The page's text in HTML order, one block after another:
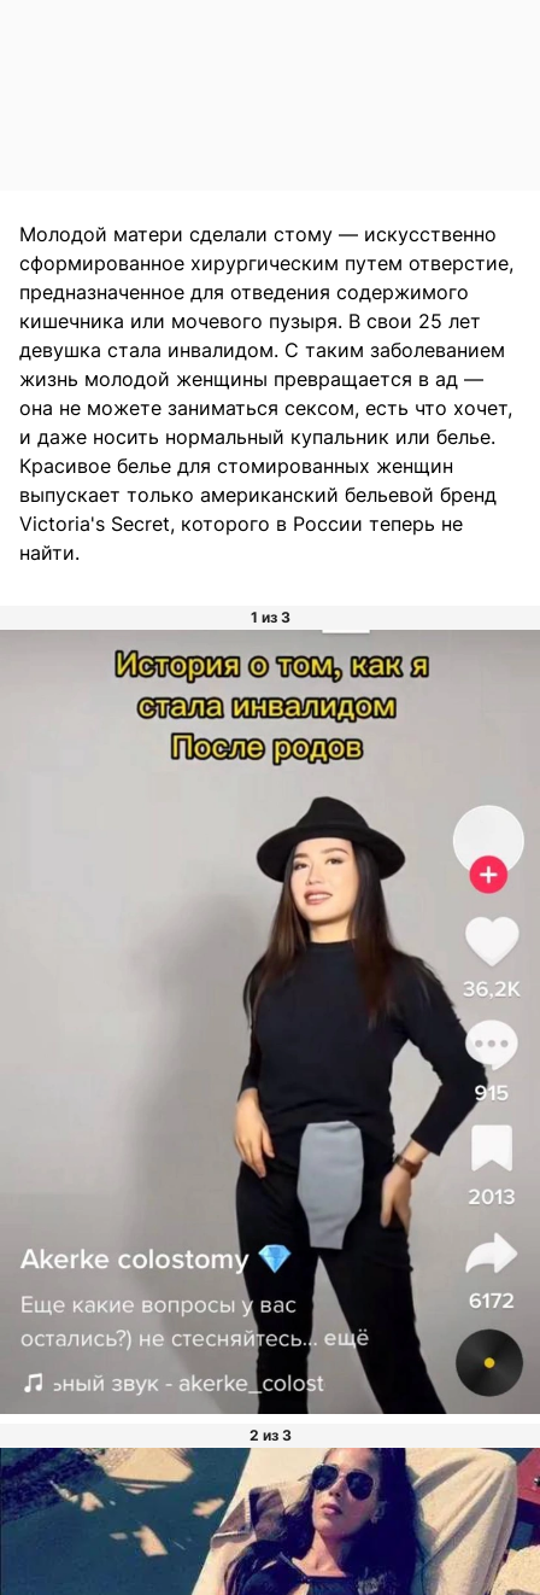
Молодой матери сделали стому — искусственно
сформированное хирургическим путем отверстие,
предназначенное для отведения содержимого
кишечника или мочевого пузыря. В свои 25 лет
девушка стала инвалидом. С таким заболеванием
жизнь молодой женщины превращается в ад —
она не можете заниматься сексом, есть что хочет,
и даже носить нормальный купальник или белье.
Красивое белье для стомированных женщин
выпускает только американский бельевой бренд
Victoria's Secret, которого в России теперь не
найти.
1 из 3
2 из 3